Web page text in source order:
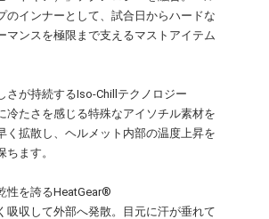
のインナーとして、試合日からハードな
マンスを極限まで支えるマストアイテム
さが持続するIso-Chillテクノロジー
冷たさを感じる特殊なアイソチル素材を
く拡散し、ヘルメット内部の温度上昇を
ます。
性を誇るHeatGear®
吸収して外部へ発散。目元に汗が垂れて